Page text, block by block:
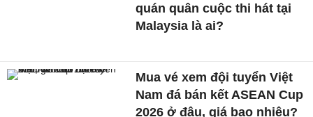
quán quân cuộc thi hát tại
Malaysia là ai?
Mua vé xem đội tuyển Việt
Nam đá bán kết ASEAN Cup
2026 ở đâu, giá bao nhiêu?